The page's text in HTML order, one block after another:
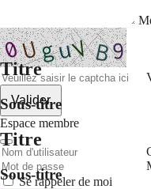
Titre
Sous-titre
Titre
Sous-titre
Valider
Espace membre
Se rappeler de moi